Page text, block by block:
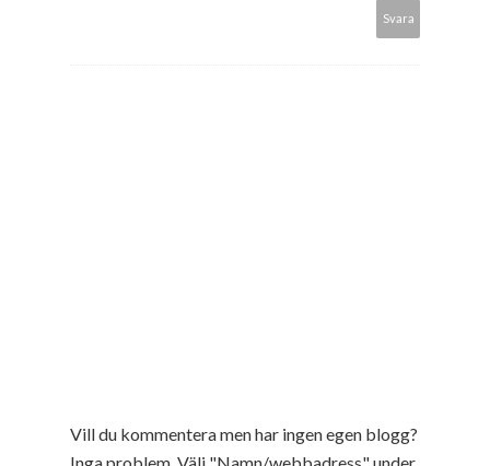
Svara
Vill du kommentera men har ingen egen blogg?
Inga problem. Välj "Namn/webbadress" under